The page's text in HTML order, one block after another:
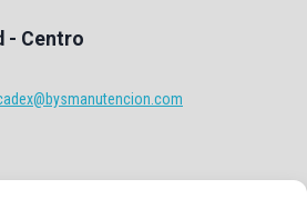
- Centro